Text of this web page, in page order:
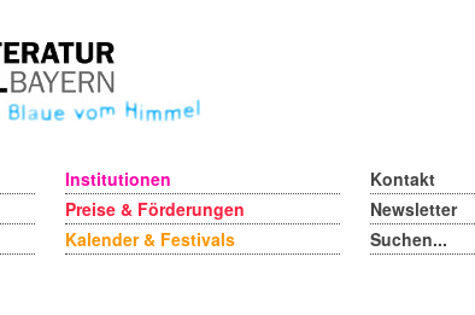
Institutionen
Preise & Förderungen
Kalender & Festivals
Kontakt
Newsletter